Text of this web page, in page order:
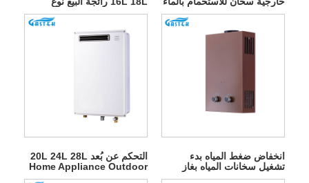
المداخن يُعلق على الحائط
بدون خزان غاز البترول المسال
الفوري سخان مياه يعمل بالغاز
الطبيعي الساخن للاستحمام
الساخن
التحكم عن بُعد 20L 24L 28L
Home Appliance Outdoor
Gas سخان
انخفاض ضغط المياه بدء
تشغيل سخانات المياه بغاز
البترول المسال من نوع